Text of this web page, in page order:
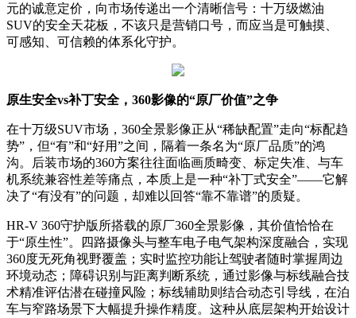
元的诚意定价，向市场传递出一个清晰信号：十万级燃油
SUV的安全天花板，不该只是营销口号，而应当是可触摸、
可感知、可信赖的体系化守护。
原生安全vs补丁安全，360影像的“原厂价值”之争
在十万级SUV市场，360全景影像正从“稀缺配置”走向“标配趋
势”，但“有”和“好用”之间，隔着一条名为“原厂品质”的鸿
沟。后装市场的360方案往往面临画质畸变、标定失准、与车
机系统兼容性差等痛点，本质上是一种“补丁式安全”——它解
决了“有没有”的问题，却难以回答“靠不靠谱”的质疑。
HR-V 360守护版所搭载的原厂360全景影像，其价值恰恰在
于“原生性”。四路摄像头与整车电子电气架构深度融合，实现
360度无死角视野覆盖；实时监控功能让驾驶者随时掌握周边
环境动态；障碍识别与距离判断系统，通过影像与标线融合技
术精准评估潜在碰撞风险；标线辅助则结合动态引导线，在泊
车与窄路场景下大幅提升操作精度。这种从底层架构开始设计